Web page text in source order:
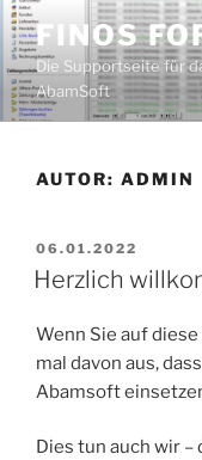
Zum
Inhalt
springen
FINOS
Die Supportseite für
AbamSoft
AUTOR: ADMIN
VERÖFFENTLICHT
AM
06.01.2022
Herzlich
Wenn Sie auf
mal davon aus,
Abamsoft
Dies tun auch wir